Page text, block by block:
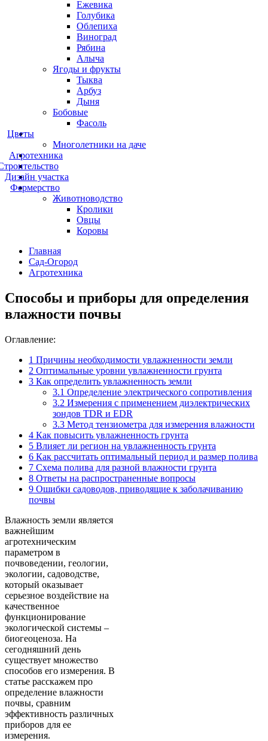
Ежевика
Голубика
Облепиха
Виноград
Рябина
Алыча
Ягоды и фрукты
Тыква
Арбуз
Дыня
Бобовые
Фасоль
Цветы
Многолетники на даче
Агротехника
Дизайн участка
Фермерство
Животноводство
Кролики
Овцы
Коровы
Главная
Сад-Огород
Агротехника
Способы и приборы для определения
влажности почвы
Оглавление:
1 Причины необходимости увлажненности земли
2 Оптимальные уровни увлажненности грунта
3 Как определить увлажненность земли
3.1 Определение электрического сопротивления
3.2 Измерения с применением диэлектрических
зондов TDR и EDR
3.3 Метод тензиометра для измерения влажности
4 Как повысить увлажненность грунта
5 Влияет ли регион на увлажненность грунта
6 Как рассчитать оптимальный период и размер полива
7 Схема полива для разной влажности грунта
8 Ответы на распространенные вопросы
9 Ошибки садоводов, приводящие к заболачиванию
почвы
Влажность земли является
важнейшим
агротехническим
параметром в
почвоведении, геологии,
экологии, садоводстве,
который оказывает
серьезное воздействие на
качественное
функционирование
экологической системы –
биогеоценоза. На
сегодняшний день
существует множество
способов его измерения. В
статье расскажем про
определение влажности
почвы, сравним
эффективность различных
приборов для ее
измерения.